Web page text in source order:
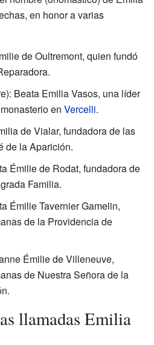
en honor a varias
de Oultremont, quien fundó
Beata Emilia Vasos, una líder
en Vercelli.
de Vialar, fundadora de las
de la Aparición.
Émilie de Rodat, fundadora de
Familia.
Émilie Tavernier Gamelin,
de la Providencia de
Émilie de Villeneuve,
de Nuestra Señora de la
llamadas Emilia